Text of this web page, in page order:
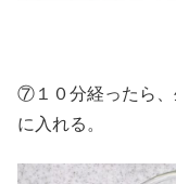
⑦１０分経ったら、
に入れる。